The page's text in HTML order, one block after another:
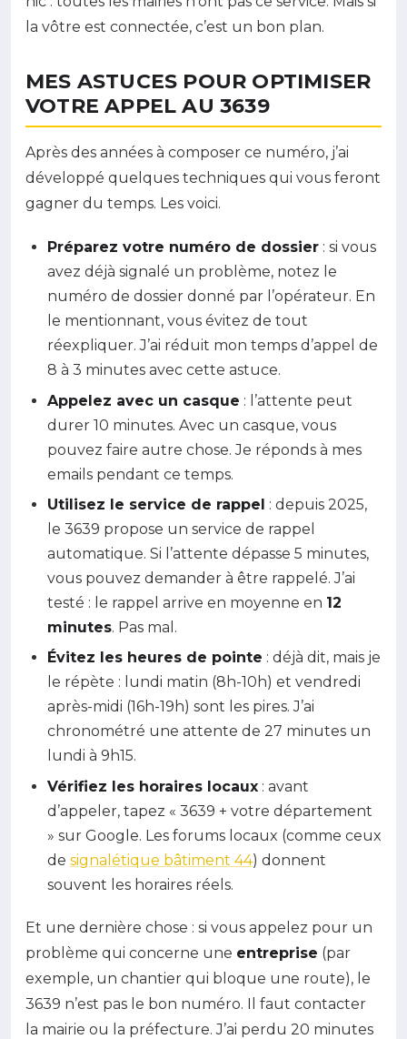
la vôtre est connectée, c’est un bon plan.
MES ASTUCES POUR OPTIMISER
VOTRE APPEL AU 3639
Après des années à composer ce numéro, j’ai
développé quelques techniques qui vous feront
gagner du temps. Les voici.
Préparez votre numéro de dossier : si vous
avez déjà signalé un problème, notez le
numéro de dossier donné par l’opérateur. En
le mentionnant, vous évitez de tout
réexpliquer. J’ai réduit mon temps d’appel de
8 à 3 minutes avec cette astuce.
Appelez avec un casque : l’attente peut
durer 10 minutes. Avec un casque, vous
pouvez faire autre chose. Je réponds à mes
emails pendant ce temps.
Utilisez le service de rappel : depuis 2025,
le 3639 propose un service de rappel
automatique. Si l’attente dépasse 5 minutes,
vous pouvez demander à être rappelé. J’ai
testé : le rappel arrive en moyenne en 12
minutes. Pas mal.
Évitez les heures de pointe : déjà dit, mais je
le répète : lundi matin (8h-10h) et vendredi
après-midi (16h-19h) sont les pires. J’ai
chronométré une attente de 27 minutes un
lundi à 9h15.
Vérifiez les horaires locaux : avant
d’appeler, tapez « 3639 + votre département
» sur Google. Les forums locaux (comme ceux
de signalétique bâtiment 44) donnent
souvent les horaires réels.
Et une dernière chose : si vous appelez pour un
problème qui concerne une entreprise (par
exemple, un chantier qui bloque une route), le
3639 n’est pas le bon numéro. Il faut contacter
la mairie ou la préfecture. J’ai perdu 20 minutes